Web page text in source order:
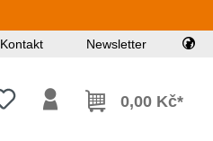
Kontakt Newsletter
Máte 0 položky v seznamu přání
0,00 Kč*